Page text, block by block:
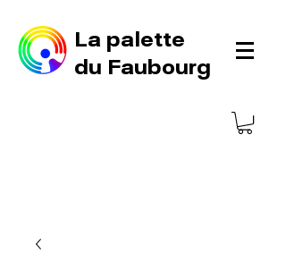
La palette
du Faubourg